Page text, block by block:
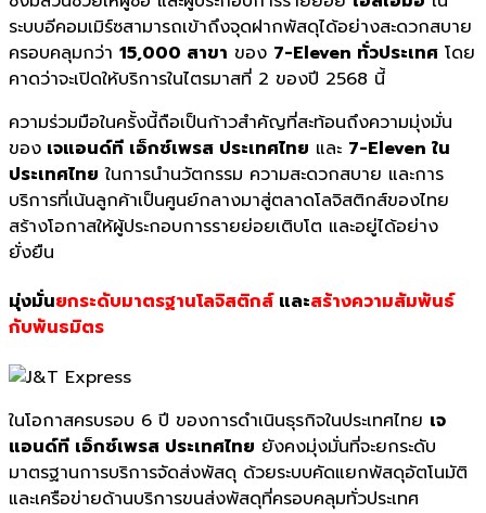
ระบบอีคอมเมิร์ซสามารถเข้าถึงจุดฝากพัสดุได้อย่างสะดวกสบาย
ครอบคลุมกว่า 15,000 สาขา ของ 7-Eleven ทั่วประเทศ โดย
คาดว่าจะเปิดให้บริการในไตรมาสที่ 2 ของปี 2568 นี้
ความร่วมมือในครั้งนี้ถือเป็นก้าวสำคัญที่สะท้อนถึงความมุ่งมั่น
ของ เจแอนด์ที เอ็กซ์เพรส ประเทศไทย และ 7-Eleven ใน
ประเทศไทย ในการนำนวัตกรรม ความสะดวกสบาย และการ
บริการที่เน้นลูกค้าเป็นศูนย์กลางมาสู่ตลาดโลจิสติกส์ของไทย
สร้างโอกาสให้ผู้ประกอบการรายย่อยเติบโต และอยู่ได้อย่าง
ยั่งยืน
มุ่งมั่นยกระดับมาตรฐานโลจิสติกส์และสร้างความสัมพันธ์
กับพันธมิตร
ในโอกาสครบรอบ 6 ปี ของการดำเนินธุรกิจในประเทศไทย เจ
แอนด์ที เอ็กซ์เพรส ประเทศไทย ยังคงมุ่งมั่นที่จะยกระดับ
มาตรฐานการบริการจัดส่งพัสดุ ด้วยระบบคัดแยกพัสดุอัตโนมัติ
และเครือข่ายด้านบริการขนส่งพัสดุที่ครอบคลุมทั่วประเทศ